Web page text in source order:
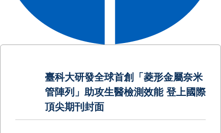
臺科大研發全球首創「菱形金屬奈米
管陣列」助攻生醫檢測效能 登上國際
頂尖期刊封面